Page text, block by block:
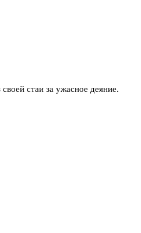
стаи за ужасное деяние.